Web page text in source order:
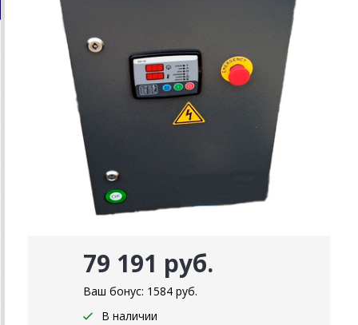
79 191 руб.
Ваш бонус: 1584 руб.
В наличии